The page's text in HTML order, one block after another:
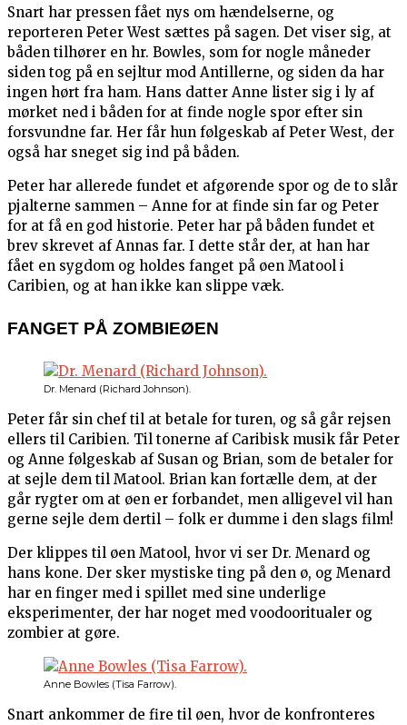
Snart har pressen fået nys om hændelserne, og
reporteren Peter West sættes på sagen. Det viser sig, at
båden tilhører en hr. Bowles, som for nogle måneder
siden tog på en sejltur mod Antillerne, og siden da har
ingen hørt fra ham. Hans datter Anne lister sig i ly af
mørket ned i båden for at finde nogle spor efter sin
forsvundne far. Her får hun følgeskab af Peter West, der
også har sneget sig ind på båden.
Peter har allerede fundet et afgørende spor og de to slår
pjalterne sammen – Anne for at finde sin far og Peter
for at få en god historie. Peter har på båden fundet et
brev skrevet af Annas far. I dette står der, at han har
fået en sygdom og holdes fanget på øen Matool i
Caribien, og at han ikke kan slippe væk.
FANGET PÅ ZOMBIEØEN
Dr. Menard (Richard Johnson).
Peter får sin chef til at betale for turen, og så går rejsen
ellers til Caribien. Til tonerne af Caribisk musik får Peter
og Anne følgeskab af Susan og Brian, som de betaler for
at sejle dem til Matool. Brian kan fortælle dem, at der
går rygter om at øen er forbandet, men alligevel vil han
gerne sejle dem dertil – folk er dumme i den slags film!
Der klippes til øen Matool, hvor vi ser Dr. Menard og
hans kone. Der sker mystiske ting på den ø, og Menard
har en finger med i spillet med sine underlige
eksperimenter, der har noget med voodooritualer og
zombier at gøre.
Anne Bowles (Tisa Farrow).
Snart ankommer de fire til øen, hvor de konfronteres